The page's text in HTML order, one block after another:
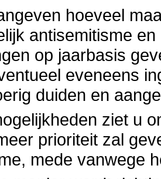
hoeveel
antisemitisme
op jaarbasis
eveneens
duiden en
ziet u
prioriteit zal
mede vanwege